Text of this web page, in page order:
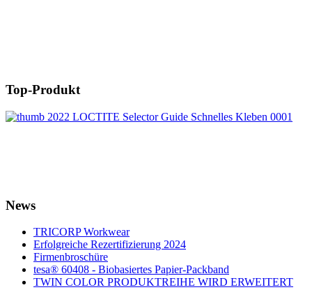
Top-Produkt
News
TRICORP Workwear
Erfolgreiche Rezertifizierung 2024
Firmenbroschüre
tesa® 60408 - Biobasiertes Papier-Packband
TWIN COLOR PRODUKTREIHE WIRD ERWEITERT